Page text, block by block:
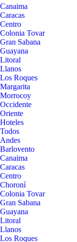
Canaima
Caracas
Centro
Colonia Tovar
Gran Sabana
Guayana
Litoral
Llanos
Los Roques
Margarita
Morrocoy
Occidente
Oriente
Hoteles
Todos
Andes
Barlovento
Canaima
Caracas
Centro
Choroní
Colonia Tovar
Gran Sabana
Guayana
Litoral
Llanos
Los Roques